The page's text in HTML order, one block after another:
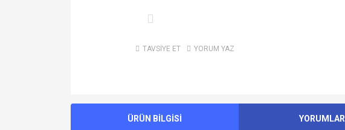
TAVSİYE ET YORUM YAZ
ÜRÜN BİLGİSİ YORUMLAR